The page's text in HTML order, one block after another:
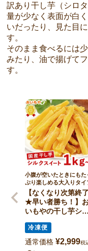
訳あり干し芋（シロ
量が少なく表面が白
いだったり、見た目
す。
そのまま食べるには
みたり、油で揚げて
す。
小腹が空いたときにもた
ぷり楽しめる大入りタイ
【なくなり次第終了
★早い者勝ち！】
いもやの干し芋シル
ｋｇ～・冷凍便)
冷凍便
通常価格 ¥2,999税